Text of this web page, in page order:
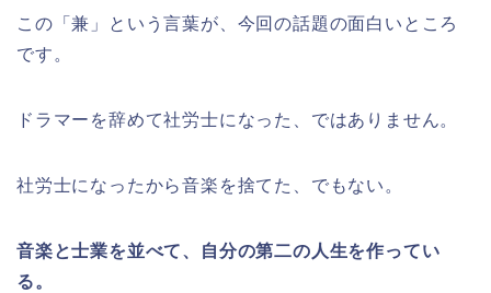
この「兼」という言葉が、今回の話題の面白いところ
です。
ドラマーを辞めて社労士になった、ではありません。
社労士になったから音楽を捨てた、でもない。
音楽と士業を並べて、自分の第二の人生を作ってい
る。